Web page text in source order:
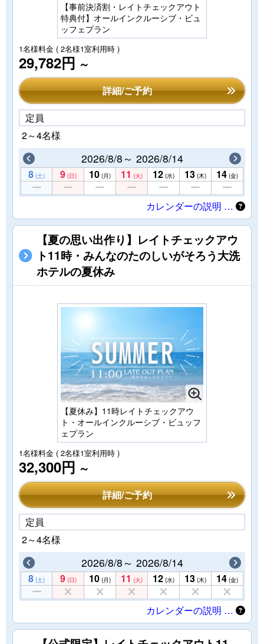
【事前決済割・レイトチェックアウト
特典付】オールインクルーシブ・ビュ
ッフェプラン
1名様料金 ( 2名様1室利用時 )
29,782円 ～
詳細/ご予約
定員
2～4名様
2026/8/8～ 2026/8/14
8 (土) 9 (日) 10 (月) 11 (火) 12 (水) 13 (木) 14 (金)
カレンダーの説明 …
【夏の思い出作り】レイトチェックアウ
ト11時・みんなのたのしいがそろう大洗
ホテルの夏休み
【夏休み】11時レイトチェックアウ
ト・オールインクルーシブ・ビュッフ
ェプラン
1名様料金 ( 2名様1室利用時 )
32,300円 ～
詳細/ご予約
定員
2～4名様
2026/8/8～ 2026/8/14
8 (土) 9 (日) 10 (月) 11 (火) 12 (水) 13 (木) 14 (金)
カレンダーの説明 …